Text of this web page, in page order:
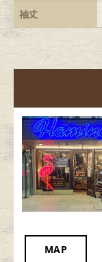
袖丈
MAP